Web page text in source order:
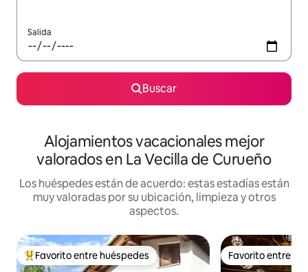
Salida
Buscar
Alojamientos vacacionales mejor
valorados en La Vecilla de Curueño
Los huéspedes están de acuerdo: estas estadías están
muy valoradas por su ubicación, limpieza y otros
aspectos.
Favorito entre huéspedes preferido
Favorito entre huéspedes Favorito entre
Favorito entre